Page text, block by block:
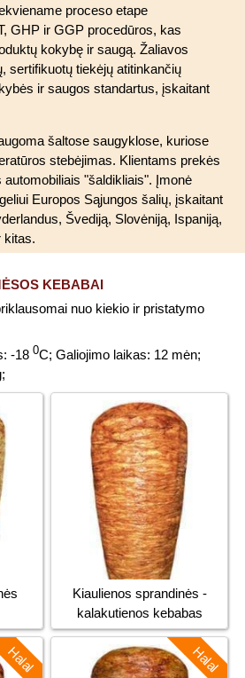
proceso etape
GHP ir GGP procedūros, kas
kokybę ir saugą. Žaliavos
sertifikuotų tiekėjų atitinkančių
ir saugos standartus, įskaitant
šaltose saugyklose, kuriose
stebėjimas. Klientams prekės
"šaldikliais". Įmonė
Europos Sąjungos šalių, įskaitant
Švediją, Slovėniją, Ispaniją,
kitas.
KEBABAI
nuo kiekio ir pristatymo
-18 0C; Galiojimo laikas: 12 mėn;
Kiaulienos sprandinės -
kalakutienos kebabas
Halal Halal